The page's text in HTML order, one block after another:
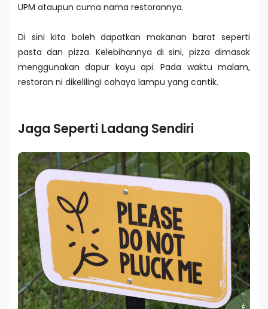
UPM ataupun cuma nama restorannya.
Di sini kita boleh dapatkan makanan barat seperti
pasta dan pizza. Kelebihannya di sini, pizza dimasak
menggunakan dapur kayu api. Pada waktu malam,
restoran ni dikelilingi cahaya lampu yang cantik.
Jaga Seperti Ladang Sendiri